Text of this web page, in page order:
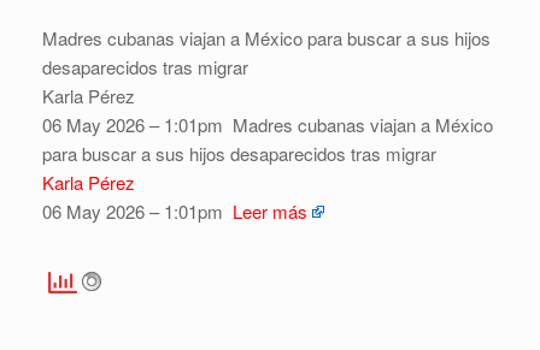
Madres cubanas viajan a México para buscar a sus hijos
desaparecidos tras migrar
Karla Pérez
06 May 2026 – 1:01pm Madres cubanas viajan a México
para buscar a sus hijos desaparecidos tras migrar
Karla Pérez
06 May 2026 – 1:01pm Leer más